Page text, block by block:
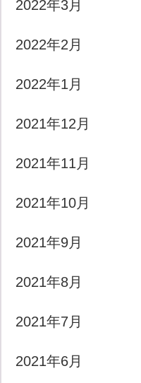
2022年3月
2022年2月
2022年1月
2021年12月
2021年11月
2021年10月
2021年9月
2021年8月
2021年7月
2021年6月